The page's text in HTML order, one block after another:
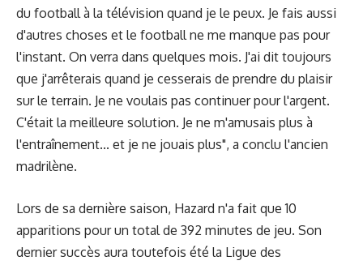
du football à la télévision quand je le peux. Je fais aussi
d'autres choses et le football ne me manque pas pour
l'instant. On verra dans quelques mois. J'ai dit toujours
que j'arrêterais quand je cesserais de prendre du plaisir
sur le terrain. Je ne voulais pas continuer pour l'argent.
C'était la meilleure solution. Je ne m'amusais plus à
l'entraînement... et je ne jouais plus", a conclu l'ancien
madrilène.
Lors de sa dernière saison, Hazard n'a fait que 10
apparitions pour un total de 392 minutes de jeu. Son
dernier succès aura toutefois été la Ligue des